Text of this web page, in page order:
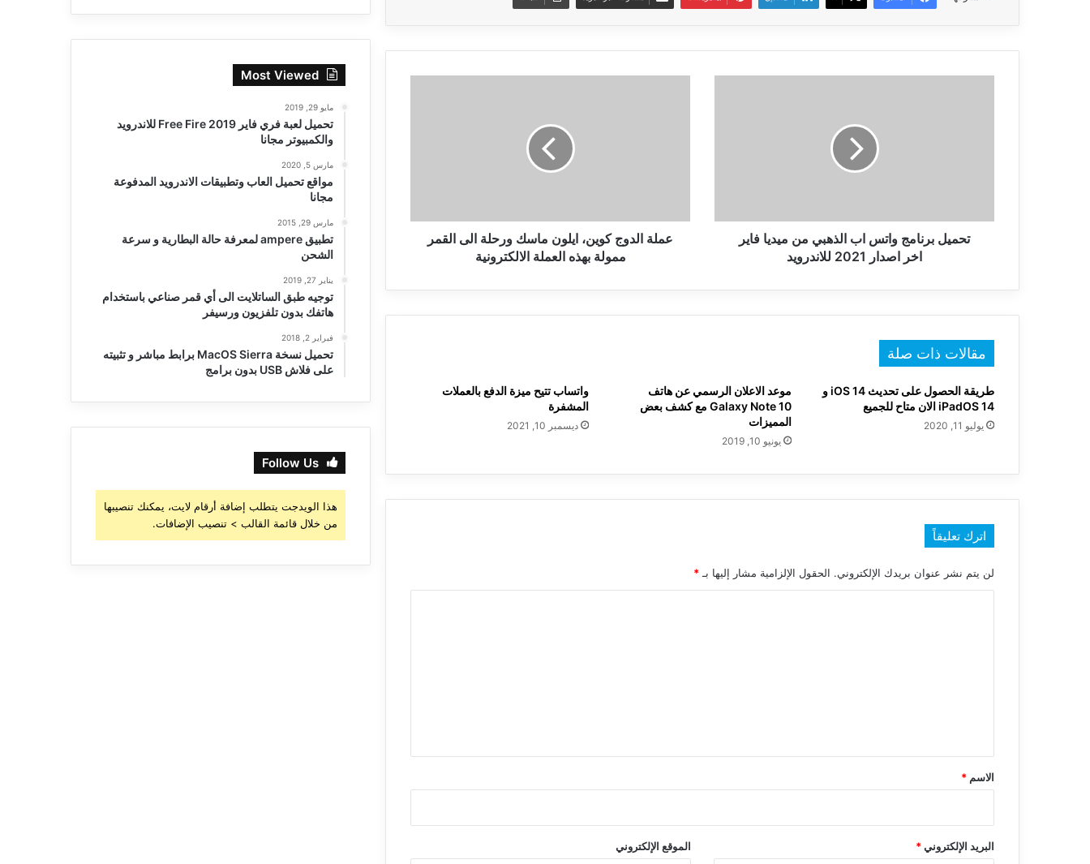
اخر
اصدارتحميل برنامج واتس اب الذهبي من ميديا فاير
اخر اصدار 2021 للاندرويد
ممولة
عملة الدوج كوين، ايلون ماسك ورحلة الى القمر
ممولة بهذه العملة الالكترونية
مقالات ذات صلة
طريقة الحصول على تحديث iOS 14 و
iPadOS 14 الان متاح للجميع
يوليو 11, 2020
موعد الاعلان الرسمي عن هاتف
Galaxy Note 10 مع كشف بعض
المميزات
يونيو 10, 2019
واتساب تتيح ميزة الدفع بالعملات
المشفرة
ديسمبر 10, 2021
اترك تعليقاً
لن يتم نشر عنوان بريدك الإلكتروني. الحقول الإلزامية مشار إليها بـ *
*
الاسم *
البريد الإلكتروني* الموقع الإلكتروني
Most Viewed
مايو 29, 2019
تحميل لعبة فري فاير Free Fire 2019 للاندرويد
والكمبيوتر مجانا
مارس 5, 2020
مواقع تحميل العاب وتطبيقات الاندرويد المدفوعة
مجانا
مارس 29, 2015
تطبيق ampere لمعرفة حالة البطارية و سرعة
الشحن
يناير 27, 2019
توجيه طبق الساتلايت الى أي قمر صناعي باستخدام
هاتفك بدون تلفزيون ورسيفر
فبراير 2, 2018
تحميل نسخة MacOS Sierra برابط مباشر و تثبيته
على فلاش USB بدون برامج
Follow Us
هذا الويدجت يتطلب إضافة أرقام لايت، يمكنك تنصيبها
من خلال قائمة القالب > تنصيب الإضافات.